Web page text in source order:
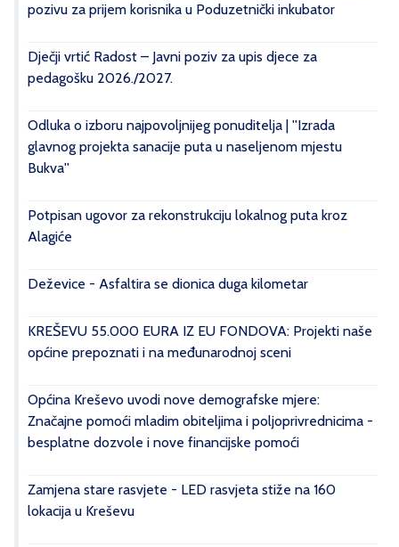
pozivu za prijem korisnika u Poduzetnički inkubator
Dječji vrtić Radost – Javni poziv za upis djece za
pedagošku 2026./2027.
Odluka o izboru najpovoljnijeg ponuditelja | ''Izrada
glavnog projekta sanacije puta u naseljenom mjestu
Bukva''
Potpisan ugovor za rekonstrukciju lokalnog puta kroz
Alagiće
Deževice - Asfaltira se dionica duga kilometar
KREŠEVU 55.000 EURA IZ EU FONDOVA: Projekti naše
općine prepoznati i na međunarodnoj sceni
Općina Kreševo uvodi nove demografske mjere:
Značajne pomoći mladim obiteljima i poljoprivrednicima -
besplatne dozvole i nove financijske pomoći
Zamjena stare rasvjete - LED rasvjeta stiže na 160
lokacija u Kreševu